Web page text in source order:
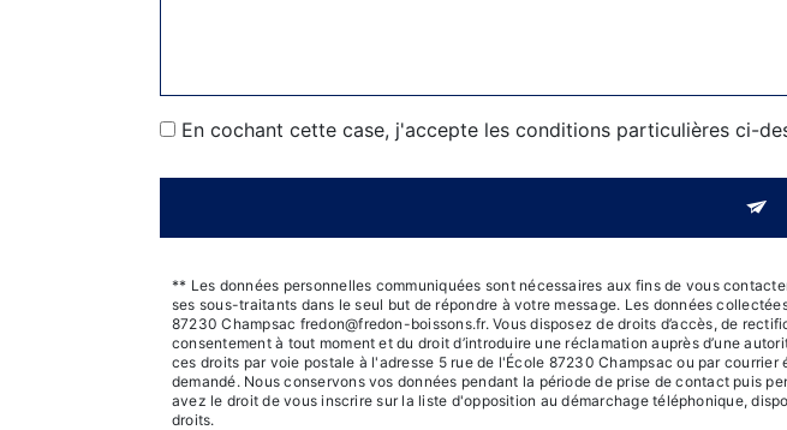
En cochant cette case, j'accepte les conditions particulières ci-
** Les données personnelles communiquées sont nécessaires aux fins de vous
ses sous-traitants dans le seul but de répondre à votre message. Les données
87230 Champsac fredon@fredon-boissons.fr. Vous disposez de droits d’accès, de
consentement à tout moment et du droit d’introduire une réclamation auprès d’une
ces droits par voie postale à l'adresse 5 rue de l'École 87230 Champsac ou par
demandé. Nous conservons vos données pendant la période de prise de contact puis
avez le droit de vous inscrire sur la liste d'opposition au démarchage téléphonique,
droits.